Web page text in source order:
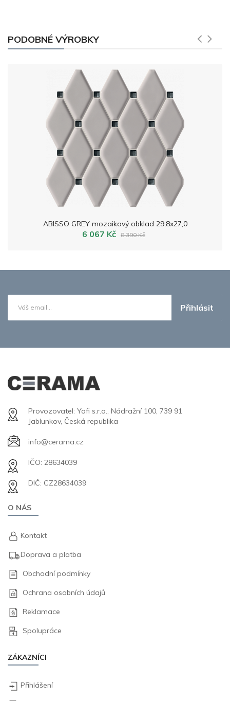
PODOBNÉ VÝROBKY
ABISSO GREY mozaikový obklad 29,8x27,0
6 067 Kč 8 390 Kč
Přihlásit
Provozovatel: Yofi s.r.o., Nádražní 100, 739 91
Jablunkov, Česká republika
info@cerama.cz
IČO: 28634039
DIČ: CZ28634039
O NÁS
Kontakt
Doprava a platba
Obchodní podmínky
Ochrana osobních údajů
Reklamace
Spolupráce
ZÁKAZNÍCI
Přihlášení